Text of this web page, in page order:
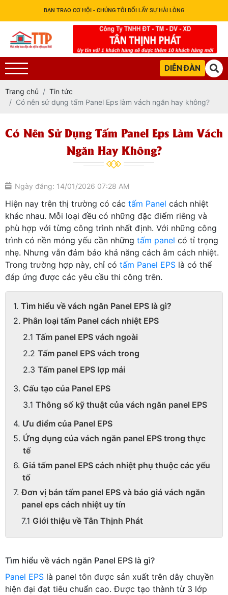
BẠN TRAO CƠ HỘI - CHÚNG TÔI ĐỔI LẤY SỰ HÀI LÒNG
DIỄN ĐÀN
Trang chủ
Tin tức
Có nên sử dụng tấm Panel Eps làm vách ngăn hay không?
Có Nên Sử Dụng Tấm Panel Eps Làm Vách
Ngăn Hay Không?
Ngày đăng: 14/01/2026 07:28 AM
Hiện nay trên thị trường có các tấm Panel cách nhiệt
khác nhau. Mỗi loại đều có những đặc điểm riêng và
phù hợp với từng công trình nhất định. Với những công
trình có nền móng yếu cần những tấm panel có tỉ trọng
nhẹ. Nhưng vẫn đảm bảo khả năng cách âm cách nhiệt.
Trong trường hợp này, chỉ có tấm Panel EPS là có thể
đáp ứng được các yêu cầu thi công trên.
Tìm hiểu về vách ngăn Panel EPS là gì?
Phân loại tấm Panel cách nhiệt EPS
Tấm panel EPS vách ngoài
Tấm panel EPS vách trong
Tấm panel EPS lợp mái
Cấu tạo của Panel EPS
Thông số kỹ thuật của vách ngăn panel EPS
Ưu điểm của Panel EPS
Ứng dụng của vách ngăn panel EPS trong thực
tế
Giá tấm panel EPS cách nhiệt phụ thuộc các yếu
tố
Đơn vị bán tấm panel EPS và báo giá vách ngăn
panel eps cách nhiệt uy tín
Giới thiệu về Tân Thịnh Phát
Tìm hiểu về vách ngăn Panel EPS là gì?
Panel EPS là panel tôn được sản xuất trên dây chuyền
hiện đại đạt tiêu chuẩn cao. Được tạo thành từ 3 lớp